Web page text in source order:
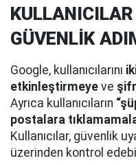
GÜVENLİK
Google, kullanıcılarını
etkinleştirmeye ve
Ayrıca kullanıcıların
postalara
Kullanıcılar, güvenlik
üzerinden kontrol